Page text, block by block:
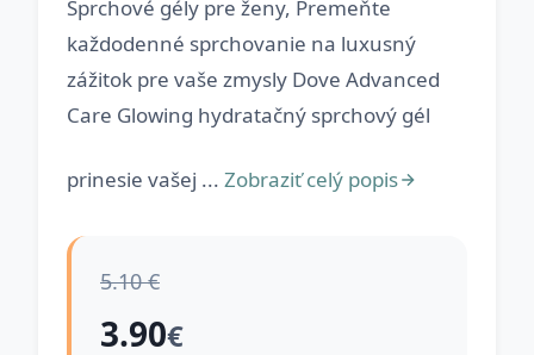
Sprchové gély pre ženy, Premeňte
každodenné sprchovanie na luxusný
zážitok pre vaše zmysly Dove Advanced
Care Glowing hydratačný sprchový gél
prinesie vašej ... Zobraziť celý popis
5.10 €
3.90€